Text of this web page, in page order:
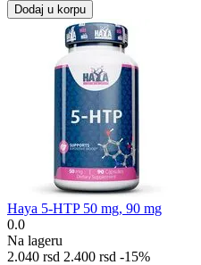
Dodaj u korpu
Haya 5-HTP 50 mg, 90 mg
0.0
Na lageru
2.040 rsd 2.400 rsd -15%